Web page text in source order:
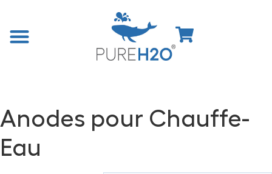
Anodes pour Chauffe-
Eau